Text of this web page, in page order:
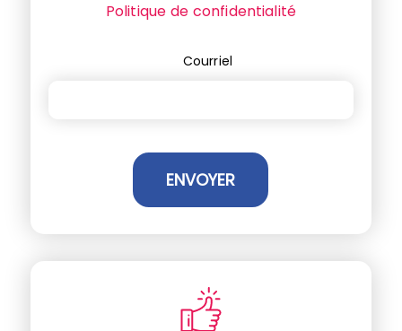
Politique de confidentialité
Courriel